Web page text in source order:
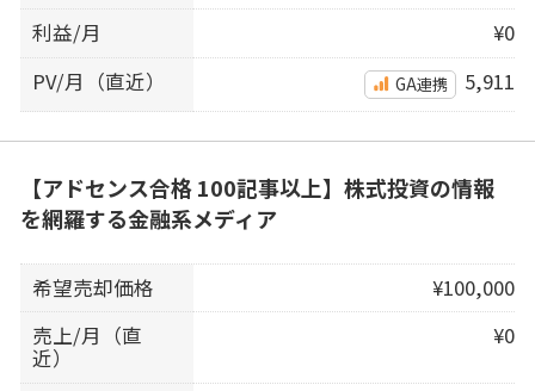
利益/月
¥0
PV/月（直近）
GA連携 5,911
【アドセンス合格 100記事以上】株式投資の情報
を網羅する金融系メディア
希望売却価格
¥100,000
売上/月（直
近）
¥0